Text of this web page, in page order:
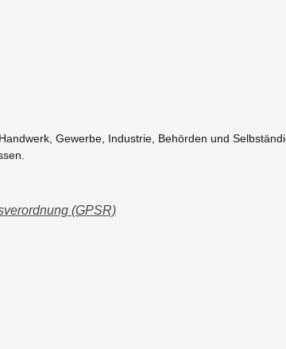
Gewerbe, Industrie, Behörden und
(GPSR)